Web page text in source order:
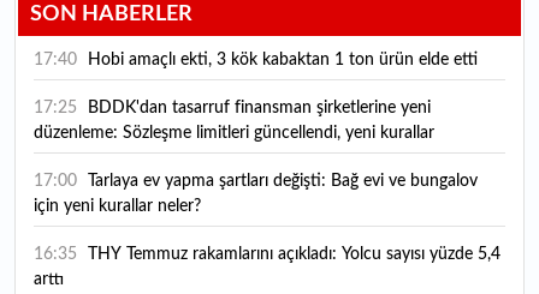
SON HABERLER
17:40 Hobi amaçlı ekti, 3 kök kabaktan 1 ton ürün elde etti
17:25
düzenleme: Sözleşme limitleri güncellendi, yeni kurallar
yürürlüğe girdi
17:00
için yeni kurallar neler?
16:35
arttı